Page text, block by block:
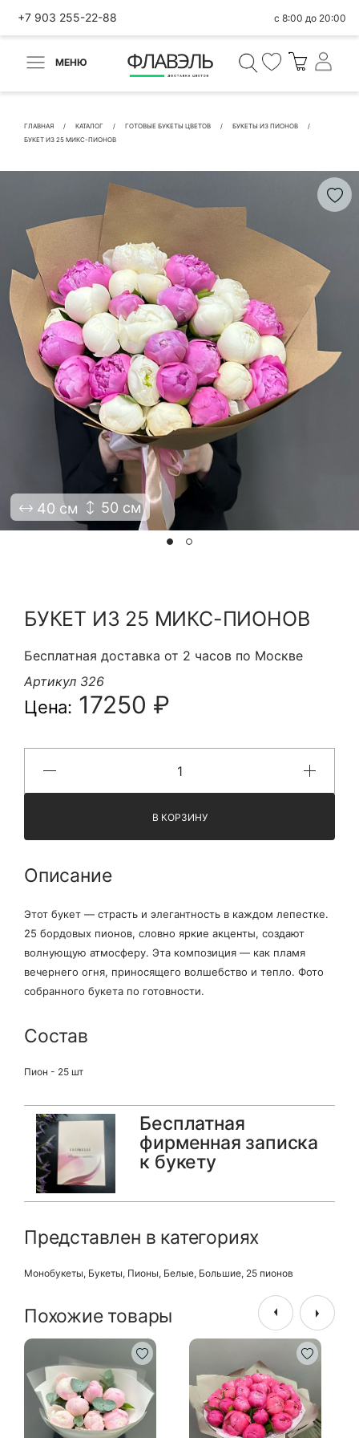
+7 903 255-22-88 с 8:00 до 20:00
МЕНЮ
ГЛАВНАЯ КАТАЛОГ ГОТОВЫЕ БУКЕТЫ ЦВЕТОВ
БУКЕТЫ ИЗ ПИОНОВ
БУКЕТ ИЗ 25 МИКС-ПИОНОВ
40 см 50 см
БУКЕТ ИЗ 25 МИКС-ПИОНОВ
Бесплатная доставка от 2 часов по Москве
Артикул 326
Цена: 17250 ₽
В КОРЗИНУ
Описание
Этот букет — страсть и элегантность в каждом лепестке.
25 бордовых пионов, словно яркие акценты, создают
волнующую атмосферу. Эта композиция — как пламя
вечернего огня, приносящего волшебство и тепло. Фото
собранного букета по готовности.
Состав
Пион - 25 шт
Бесплатная
фирменная записка
к букету
Представлен в категориях
Монобукеты, Букеты, Пионы, Белые, Большие, 25 пионов
Похожие товары
ВЕРНУТЬСЯ
Быстрая покупка
БЫСТРАЯ ПОКУПКА
Я принимаю Политику конфиденциальности и
Правила использования сайта ФЛАВЭЛЬ. Мы не
продаем ваши данные и храним их в безопасности